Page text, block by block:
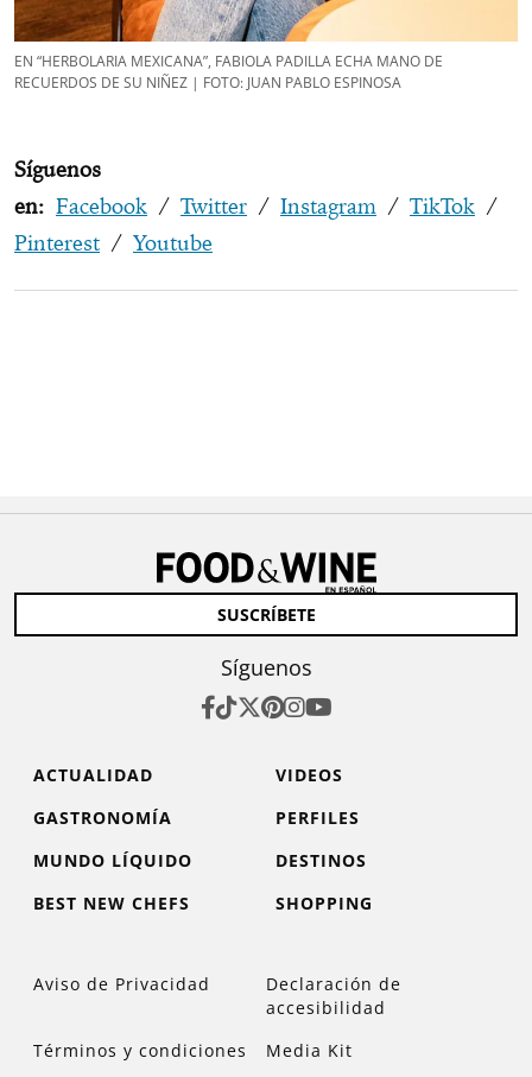
EN “HERBOLARIA MEXICANA”, FABIOLA PADILLA ECHA MANO DE
RECUERDOS DE SU NIÑEZ | FOTO: JUAN PABLO ESPINOSA
Síguenos
en: Facebook / Twitter / Instagram / TikTok /
Pinterest / Youtube
SUSCRÍBETE
Síguenos
ACTUALIDAD
VIDEOS
GASTRONOMÍA
PERFILES
MUNDO LÍQUIDO
DESTINOS
BEST NEW CHEFS
SHOPPING
Aviso de Privacidad
Declaración de
accesibilidad
Términos y condiciones
Media Kit